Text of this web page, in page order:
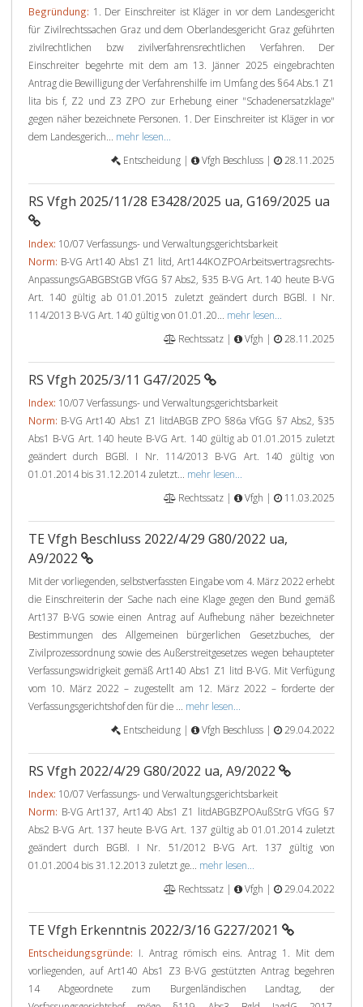
Begründung: 1. Der Einschreiter ist Kläger in vor dem Landesgericht
für Zivilrechtssachen Graz und dem Oberlandesgericht Graz geführten
zivilrechtlichen bzw zivilverfahrensrechtlichen Verfahren. Der
Einschreiter begehrte mit dem am 13. Jänner 2025 eingebrachten
Antrag die Bewilligung der Verfahrenshilfe im Umfang des §64 Abs.1 Z1
lita bis f, Z2 und Z3 ZPO zur Erhebung einer "Schadenersatzklage"
gegen näher bezeichnete Personen. 1. Der Einschreiter ist Kläger in vor
dem Landesgerich... mehr lesen...
Entscheidung |
Vfgh Beschluss | 28.11.2025
RS Vfgh 2025/11/28 E3428/2025 ua, G169/2025 ua
Index: 10/07 Verfassungs- und Verwaltungsgerichtsbarkeit
Norm: B-VG Art140 Abs1 Z1 litd, Art144KOZPOArbeitsvertragsrechts-
AnpassungsGABGBStGB VfGG §7 Abs2, §35 B-VG Art. 140 heute B-VG
Art. 140 gültig ab 01.01.2015 zuletzt geändert durch BGBl. I Nr.
114/2013 B-VG Art. 140 gültig von 01.01.20... mehr lesen...
Rechtssatz |
Vfgh | 28.11.2025
RS Vfgh 2025/3/11 G47/2025
Index: 10/07 Verfassungs- und Verwaltungsgerichtsbarkeit
Norm: B-VG Art140 Abs1 Z1 litdABGB ZPO §86a VfGG §7 Abs2, §35
Abs1 B-VG Art. 140 heute B-VG Art. 140 gültig ab 01.01.2015 zuletzt
geändert durch BGBl. I Nr. 114/2013 B-VG Art. 140 gültig von
01.01.2014 bis 31.12.2014 zuletzt... mehr lesen...
Rechtssatz |
Vfgh | 11.03.2025
TE Vfgh Beschluss 2022/4/29 G80/2022 ua,
A9/2022
Mit der vorliegenden, selbstverfassten Eingabe vom 4. März 2022 erhebt
die Einschreiterin der Sache nach eine Klage gegen den Bund gemäß
Art137 B-VG sowie einen Antrag auf Aufhebung näher bezeichneter
Bestimmungen des Allgemeinen bürgerlichen Gesetzbuches, der
Zivilprozessordnung sowie des Außerstreitgesetzes wegen behaupteter
Verfassungswidrigkeit gemäß Art140 Abs1 Z1 litd B-VG. Mit Verfügung
vom 10. März 2022 – zugestellt am 12. März 2022 – forderte der
Verfassungsgerichtshof den für die ... mehr lesen...
Entscheidung |
Vfgh Beschluss | 29.04.2022
RS Vfgh 2022/4/29 G80/2022 ua, A9/2022
Index: 10/07 Verfassungs- und Verwaltungsgerichtsbarkeit
Norm: B-VG Art137, Art140 Abs1 Z1 litdABGBZPOAußStrG VfGG §7
Abs2 B-VG Art. 137 heute B-VG Art. 137 gültig ab 01.01.2014 zuletzt
geändert durch BGBl. I Nr. 51/2012 B-VG Art. 137 gültig von
01.01.2004 bis 31.12.2013 zuletzt ge... mehr lesen...
Rechtssatz |
Vfgh | 29.04.2022
TE Vfgh Erkenntnis 2022/3/16 G227/2021
Entscheidungsgründe: I. Antrag römisch eins. Antrag 1. Mit dem
vorliegenden, auf Art140 Abs1 Z3 B-VG gestützten Antrag begehren
14 Abgeordnete zum Burgenländischen Landtag, der